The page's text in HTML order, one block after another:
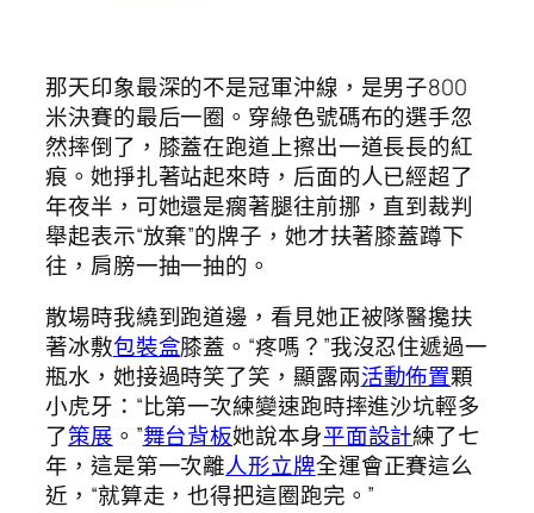
那天印象最深的不是冠軍沖線，是男子800
米決賽的最后一圈。穿綠色號碼布的選手忽
然摔倒了，膝蓋在跑道上擦出一道長長的紅
痕。她掙扎著站起來時，后面的人已經超了
年夜半，可她還是瘸著腿往前挪，直到裁判
舉起表示“放棄”的牌子，她才扶著膝蓋蹲下
往，肩膀一抽一抽的。
散場時我繞到跑道邊，看見她正被隊醫攙扶
著冰敷包裝盒膝蓋。“疼嗎？”我沒忍住遞過一
瓶水，她接過時笑了笑，顯露兩活動佈置顆
小虎牙：“比第一次練變速跑時摔進沙坑輕多
了策展 。”舞台背板她說本身平面設計練了七
年，這是第一次離人形立牌全運會正賽這么
近，“就算走，也得把這圈跑完。”